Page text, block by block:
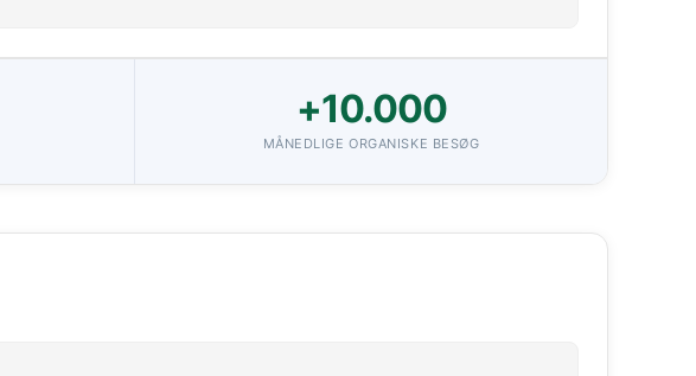
+10.000
MÅNEDLIGE ORGANISKE BESØG